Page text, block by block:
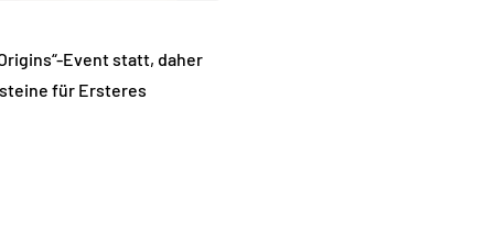
Event statt, daher
​​für Ersteres